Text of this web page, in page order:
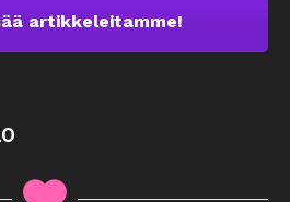
artikkeleitamme!